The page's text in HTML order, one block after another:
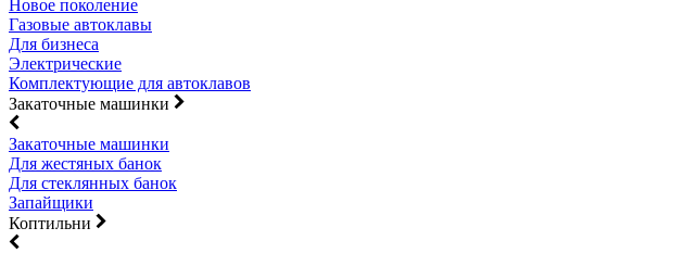
Новое поколение
Газовые автоклавы
Для бизнеса
Электрические
Комплектующие для автоклавов
Закаточные машинки
Закаточные машинки
Для жестяных банок
Для стеклянных банок
Запайщики
Коптильни